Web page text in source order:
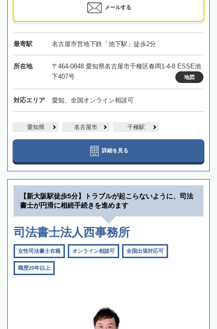
メールする
最寄駅 名古屋市営地下鉄「池下駅」徒歩2分
所在地
〒464-0848 愛知県名古屋市千種区春岡1-4-8 ESSE池
下407号
地図
対応エリア 愛知、全国オンライン相談可
愛知県 名古屋市 千種駅
詳細を見る
【新大阪駅徒歩5分】トラブルが起こらないように、司法
書士が円滑に相続手続きを進めます
司法書士法人西事務所
女性司法書士在籍 オンライン相談可 全国出張対応可
職歴20年以上